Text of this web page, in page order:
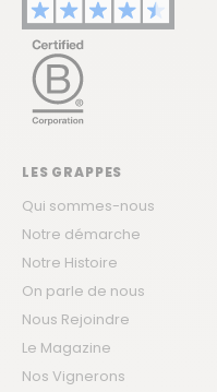
LES GRAPPES
Qui sommes-nous
Notre démarche
Notre Histoire
On parle de nous
Nous Rejoindre
Le Magazine
Nos Vignerons